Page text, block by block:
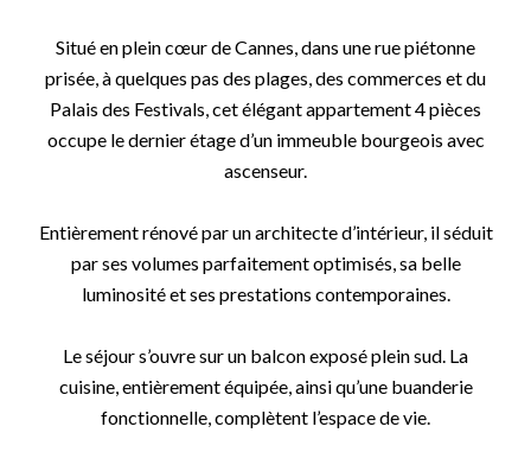
Situé en plein cœur de Cannes, dans une rue piétonne
prisée, à quelques pas des plages, des commerces et du
Palais des Festivals, cet élégant appartement 4 pièces
occupe le dernier étage d’un immeuble bourgeois avec
ascenseur.
Entièrement rénové par un architecte d’intérieur, il séduit
par ses volumes parfaitement optimisés, sa belle
luminosité et ses prestations contemporaines.
Le séjour s’ouvre sur un balcon exposé plein sud. La
cuisine, entièrement équipée, ainsi qu’une buanderie
fonctionnelle, complètent l’espace de vie.